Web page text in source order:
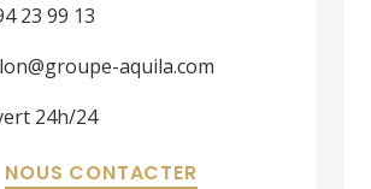
23 99 13
aquila.com
24h/24
NOUS CONTACTER